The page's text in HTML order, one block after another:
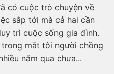
có cuộc trò chuyện về
sắp tới mà cả hai cần
trì cuộc sống gia đình.
trong mắt tôi người chồng
năm qua chưa...